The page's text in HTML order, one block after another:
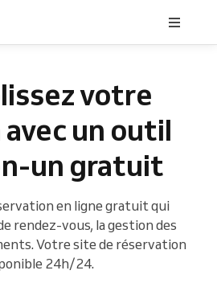
votre
un outil
un gratuit
en ligne gratuit qui
rendez-vous, la gestion des
Votre site de réservation
24h/24.